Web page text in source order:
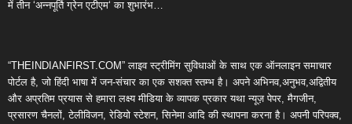
में तीन ‘अन्नपूर्ति ग्रेन एटीएम‘ का शुभारंभ…
“THEINDIANFIRST.COM” लाइव स्ट्रीमिंग सुविधाओं के साथ एक ऑनलाइन समाचार
पोर्टल है, जो हिंदी भाषा में जन-संचार का एक सशक्त स्तम्भ है। अपने अभिनव,अनुभव,अद्वितीय
और अप्रतिम प्रयास से हमारा लक्ष्य मीडिया के व्यापक प्रकार यथा न्यूज़ पेपर, मैगजीन,
प्रसारण चैनलों, टेलीविजन, रेडियो स्टेशन, सिनेमा आदि की स्थापना करना है। अपनी परिपक्व,